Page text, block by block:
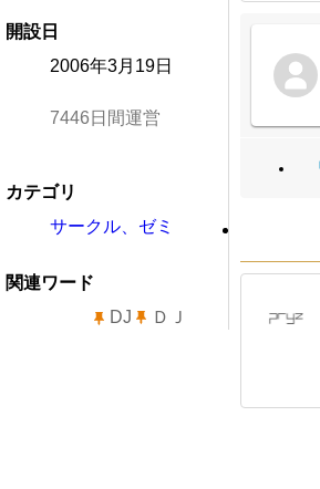
開設日
2006年3月19日
7446日間運営
カテゴリ
サークル、ゼミ
関連ワード
DJ
ＤＪ